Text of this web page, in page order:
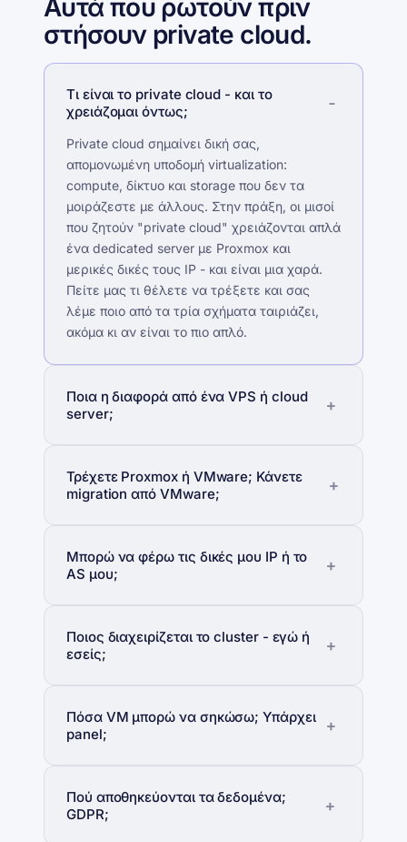
Αυτά που ρωτούν πριν
στήσουν private cloud.
Τι είναι το private cloud - και το
χρειάζομαι όντως;
Private cloud σημαίνει δική σας,
απομονωμένη υποδομή virtualization:
compute, δίκτυο και storage που δεν τα
μοιράζεστε με άλλους. Στην πράξη, οι μισοί
που ζητούν "private cloud" χρειάζονται απλά
ένα dedicated server με Proxmox και
μερικές δικές τους IP - και είναι μια χαρά.
Πείτε μας τι θέλετε να τρέξετε και σας
λέμε ποιο από τα τρία σχήματα ταιριάζει,
ακόμα κι αν είναι το πιο απλό.
Ποια η διαφορά από ένα VPS ή cloud
server;
Τρέχετε Proxmox ή VMware; Κάνετε
migration από VMware;
Μπορώ να φέρω τις δικές μου IP ή το
AS μου;
Ποιος διαχειρίζεται το cluster - εγώ ή
εσείς;
Πόσα VM μπορώ να σηκώσω; Υπάρχει
panel;
Πού αποθηκεύονται τα δεδομένα;
GDPR;